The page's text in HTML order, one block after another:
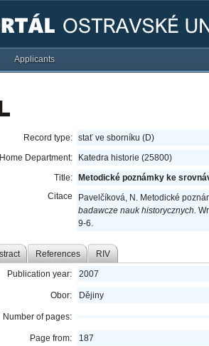
Applicants
Record type: stať ve sborníku (D)
Home Department:
Katedra historie (25800)
Title:
Metodické poznámky ke
Citace
Pavelčíková, N. Metodické
badawcze nauk historycznych.
9-6.
References RIV
Publication year: 2007
Obor: Dějiny
Number of pages:
Page from: 187